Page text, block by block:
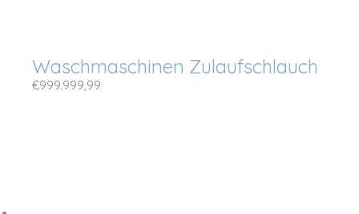
Waschmaschinen Zulaufschlauch
€999.999,99